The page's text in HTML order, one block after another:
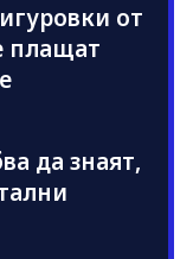
от
плащат
да знаят,